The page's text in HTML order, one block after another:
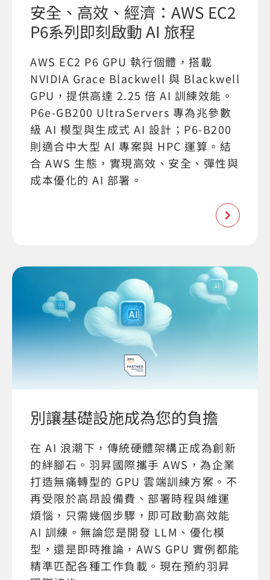
安全、高效、經濟：AWS EC2
P6系列即刻啟動 AI 旅程
AWS EC2 P6 GPU 執行個體，搭載
NVIDIA Grace Blackwell 與 Blackwell
GPU，提供高達 2.25 倍 AI 訓練效能。
P6e-GB200 UltraServers 專為兆參數
級 AI 模型與生成式 AI 設計；P6-B200
則適合中大型 AI 專案與 HPC 運算。結
合 AWS 生態，實現高效、安全、彈性與
成本優化的 AI 部署。
別讓基礎設施成為您的負擔
在 AI 浪潮下，傳統硬體架構正成為創新
的絆腳石。羽昇國際攜手 AWS，為企業
打造無痛轉型的 GPU 雲端訓練方案。不
再受限於高昂設備費、部署時程與維運
煩惱，只需幾個步驟，即可啟動高效能
AI 訓練。無論您是開發 LLM、優化模
型，還是即時推論，AWS GPU 實例都能
精準匹配各種工作負載。現在預約羽昇